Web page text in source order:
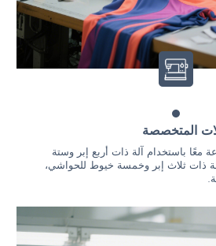
المتخصصة
معًا باستخدام آلة ذات أربع إبر وستة
ذات ثلاث إبر وخمسة خيوط للحواشي،